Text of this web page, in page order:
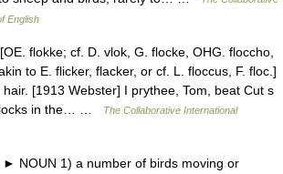
English
flokke; cf. D. vlok, G. flocke, OHG. floccho,
to E. flicker, flacker, or cf. L. floccus, F. floc.]
hair. [1913 Webster] I prythee, Tom, beat Cut s
in the… …
The Collaborative International
NOUN 1) a number of birds moving or